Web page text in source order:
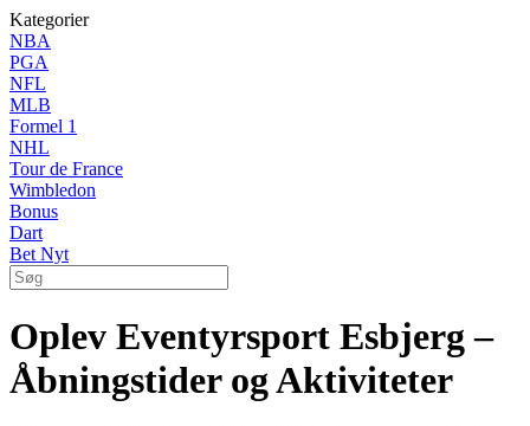
Kategorier
NBA
PGA
NFL
MLB
Formel 1
NHL
Tour de France
Wimbledon
Bonus
Dart
Bet Nyt
Oplev Eventyrsport Esbjerg –
Åbningstider og Aktiviteter